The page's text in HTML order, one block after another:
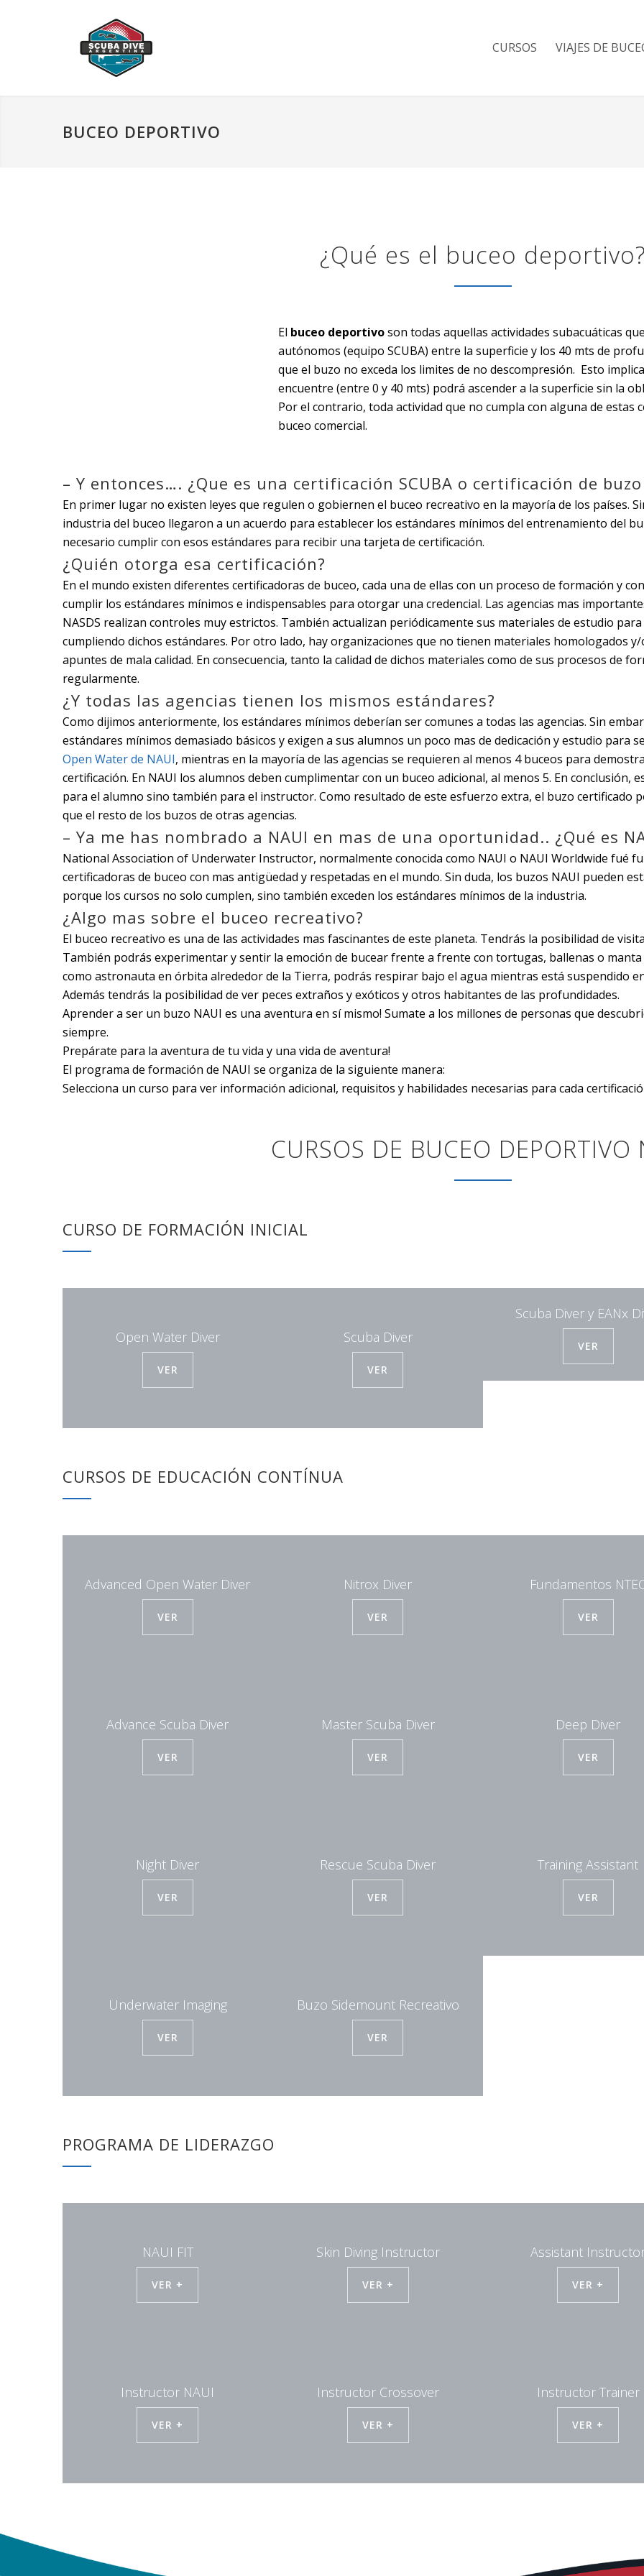
CURSOS VIAJES DE
BUCEO DEPORTIVO
¿Qué es el buceo deportivo?
El buceo deportivoson todas aquellas actividades subacuáticas
autónomos (equipo SCUBA) entre la superficie y los 40 mts de
que el buzo no exceda los limites de no descompresión. Esto
encuentre (entre 0 y 40 mts) podrá ascender a la superficie sin la
Por el contrario, toda actividad que no cumpla con alguna de estas
buceo comercial.
– Y entonces…. ¿Que es una certificación SCUBA o certificación de
En primer lugar no existen leyes que regulen o gobiernen el buceo recreativo en la mayoría de los países.
industria del buceo llegaron a un acuerdo para establecer los estándares mínimos del entrenamiento del
necesario cumplir con esos estándares para recibir una tarjeta de certificación.
¿Quién otorga esa certificación?
En el mundo existen diferentes certificadoras de buceo, cada una de ellas con un proceso de formación y
cumplir los estándares mínimos e indispensables para otorgar una credencial. Las agencias mas
NASDS realizan controles muy estrictos. También actualizan periódicamente sus materiales de estudio
cumpliendo dichos estándares. Por otro lado, hay organizaciones que no tienen materiales homologados
apuntes de mala calidad. En consecuencia, tanto la calidad de dichos materiales como de sus procesos de
regularmente.
¿Y todas las agencias tienen los mismos estándares?
Como dijimos anteriormente, los estándares mínimos deberían ser comunes a todas las agencias. Sin
estándares mínimos demasiado básicos y exigen a sus alumnos un poco mas de dedicación y estudio para
Open Water de NAUI, mientras en la mayoría de las agencias se requieren al menos 4 buceos para
certificación. En NAUI los alumnos deben cumplimentar con un buceo adicional, al menos 5. En conclusión,
para el alumno sino también para el instructor. Como resultado de este esfuerzo extra, el buzo certificado
que el resto de los buzos de otras agencias.
– Ya me has nombrado a NAUI en mas de una oportunidad.. ¿Qué es
National Association of Underwater Instructor, normalmente conocida como NAUI o NAUI Worldwide fué
certificadoras de buceo con mas antigüedad y respetadas en el mundo. Sin duda, los buzos NAUI pueden
porque los cursos no solo cumplen, sino también exceden los estándares mínimos de la industria.
¿Algo mas sobre el buceo recreativo?
El buceo recreativo es una de las actividades mas fascinantes de este planeta. Tendrás la posibilidad de
También podrás experimentar y sentir la emoción de bucear frente a frente con tortugas, ballenas o
como astronauta en órbita alrededor de la Tierra, podrás respirar bajo el agua mientras está suspendido
Además tendrás la posibilidad de ver peces extraños y exóticos y otros habitantes de las profundidades.
Aprender a ser un buzo NAUI es una aventura en sí mismo! Sumate a los millones de personas que
siempre.
Prepárate para la aventura de tu vida y una vida de aventura!
El programa de formación de NAUI se organiza de la siguiente manera:
Selecciona un curso para ver información adicional, requisitos y habilidades necesarias para cada
CURSOS DE BUCEO DEPORTIVO
CURSO DE FORMACIÓN INICIAL
Open Water Diver
VER
Scuba Diver
VER
Scuba Diver y EANx
VER
CURSOS DE EDUCACIÓN CONTÍNUA
Advanced Open Water Diver
VER
Nitrox Diver
VER
Fundamentos
VER
Advance Scuba Diver
VER
Master Scuba Diver
VER
Deep Diver
VER
Night Diver
VER
Rescue Scuba Diver
VER
Training Assistant
VER
Underwater Imaging
VER
Buzo Sidemount Recreativo
VER
PROGRAMA DE LIDERAZGO
NAUI FIT
VER +
Skin Diving Instructor
VER +
Assistant
VER +
Instructor NAUI
VER +
Instructor Crossover
VER +
Instructor Trainer
VER +